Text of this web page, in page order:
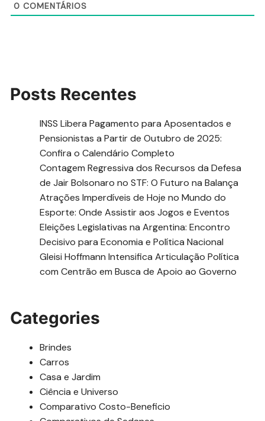
0 COMENTÁRIOS
Posts Recentes
INSS Libera Pagamento para Aposentados e
Pensionistas a Partir de Outubro de 2025:
Confira o Calendário Completo
Contagem Regressiva dos Recursos da Defesa
de Jair Bolsonaro no STF: O Futuro na Balança
Atrações Imperdíveis de Hoje no Mundo do
Esporte: Onde Assistir aos Jogos e Eventos
Eleições Legislativas na Argentina: Encontro
Decisivo para Economia e Política Nacional
Gleisi Hoffmann Intensifica Articulação Política
com Centrão em Busca de Apoio ao Governo
Categories
Brindes
Carros
Casa e Jardim
Ciência e Universo
Comparativo Costo-Beneficio